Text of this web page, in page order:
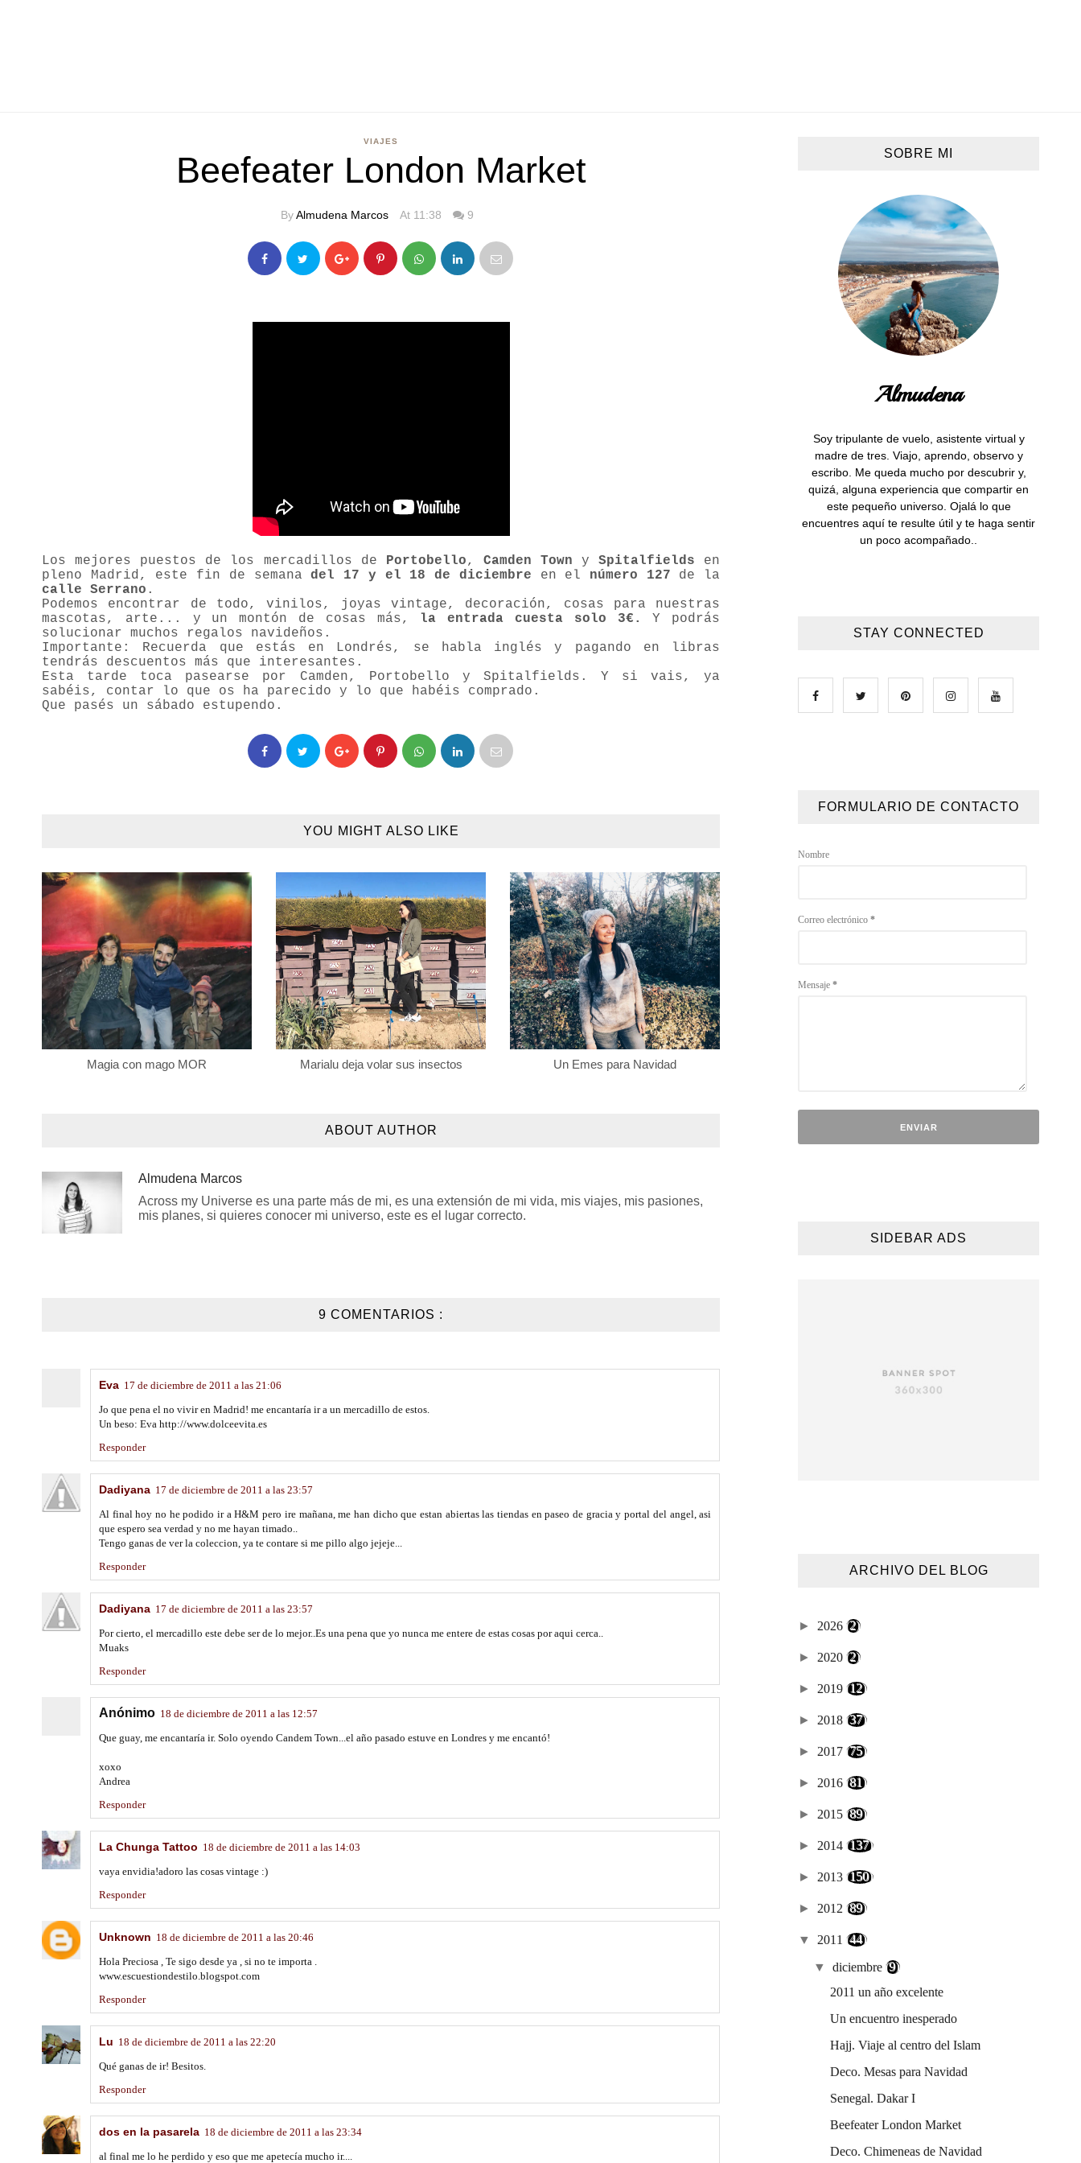
VIAJES
Beefeater London Market
ByAlmudena Marcos At 11:38 9
Los mejores puestos de los mercadillos de Portobello, Camden Town ySpitalfields en
pleno Madrid, este fin de semanadel 17 y el 18 de diciembre en el número 127 de la
calle Serrano .
Podemos encontrar de todo, vinilos, joyas vintage, decoración, cosas para nuestras
mascotas, arte... y un montón de cosas más, la entrada cuesta solo 3€.
Y podrás
solucionar muchos regalos navideños.
Importante: Recuerda que estás en Londrés, se habla inglés y pagando en libras
tendrás descuentos más que interesantes.
Esta tarde toca pasearse por Camden, Portobello y Spitalfields. Y si vais, ya
sabéis, contar lo que os ha parecido y lo que habéis comprado.
Que pasés un sábado estupendo.
YOU MIGHT ALSO LIKE
Magia con mago MOR Marialu deja volar sus insectos Un Emes para Navidad
ABOUT AUTHOR
Almudena Marcos
Across my Universe es una parte más de mi, es una extensión de mi vida, mis viajes, mis pasiones,
mis planes, si quieres conocer mi universo, este es el lugar correcto.
9 COMENTARIOS :
Eva 17 de diciembre de 2011 a las 21:06
Jo que pena el no vivir en Madrid! me encantaría ir a un mercadillo de estos.
Un beso: Eva http://www.dolceevita.es
Responder
Dadiyana 17 de diciembre de 2011 a las 23:57
Al final hoy no he podido ir a H&M pero ire mañana, me han dicho que estan abiertas las tiendas en paseo de gracia y portal del angel, asi
que espero sea verdad y no me hayan timado..
Tengo ganas de ver la coleccion, ya te contare si me pillo algo jejeje...
Responder
Dadiyana 17 de diciembre de 2011 a las 23:57
Por cierto, el mercadillo este debe ser de lo mejor..Es una pena que yo nunca me entere de estas cosas por aqui cerca..
Muaks
Responder
Anónimo 18 de diciembre de 2011 a las 12:57
Que guay, me encantaría ir. Solo oyendo Candem Town...el año pasado estuve en Londres y me encantó!
xoxo
Andrea
Responder
La Chunga Tattoo 18 de diciembre de 2011 a las 14:03
vaya envidia!adoro las cosas vintage :)
Responder
Unknown 18 de diciembre de 2011 a las 20:46
Hola Preciosa , Te sigo desde ya , si no te importa .
www.escuestiondestilo.blogspot.com
Responder
Lu 18 de diciembre de 2011 a las 22:20
Qué ganas de ir! Besitos.
Responder
dos en la pasarela 18 de diciembre de 2011 a las 23:34
al final me lo he perdido y eso que me apetecía mucho ir....
SOBRE MI
Almudena
Soy tripulante de vuelo, asistente virtual y
madre de tres. Viajo, aprendo, observo y
escribo. Me queda mucho por descubrir y,
quizá, alguna experiencia que compartir en
este pequeño universo. Ojalá lo que
encuentres aquí te resulte útil y te haga sentir
un poco acompañado..
STAY CONNECTED
FORMULARIO DE CONTACTO
Nombre
Correo electrónico *
Mensaje *
SIDEBAR ADS
ARCHIVO DEL BLOG
► 2026 (2)
► 2020 (2)
► 2019 (12)
► 2018 (37)
► 2017 (75)
► 2016 (81)
► 2015 (89)
► 2014 (137)
► 2013 (150)
► 2012 (89)
▼ 2011 (44)
▼diciembre(9)
2011 un año excelente
Un encuentro inesperado
Hajj. Viaje al centro del Islam
Deco. Mesas para Navidad
Senegal. Dakar I
Beefeater London Market
Deco. Chimeneas de Navidad